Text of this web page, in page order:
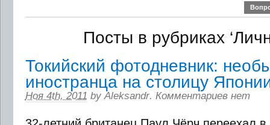
Посты в рубриках
Токийский фотодневник:
иностранца на столицу
Ноя 4th, 2011 byAleksandr. Комментариев нет